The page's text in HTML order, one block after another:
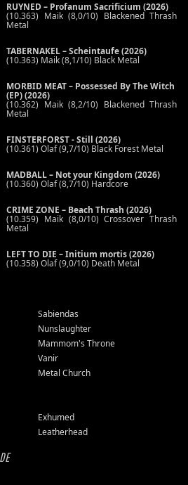
RUYNED – Profanum Sacrificium (2026)
(10.363) Maik (8,0/10) Blackened Thrash
Metal
TABERNAKEL – Scheintaufe (2026)
(10.363) Maik (8,1/10) Black Metal
MORBID MEAT – Possessed By The Witch
(EP) (2026)
(10.362) Maik (8,2/10) Blackened Thrash
Metal
FINSTERFORST - Still (2026)
(10.361) Olaf (9,7/10) Black Forest Metal
MADBALL – Not your Kingdom (2026)
(10.360) Olaf (8,7/10) Hardcore
CRIME ZONE – Beach Thrash (2026)
(10.359) Maik (8,0/10) Crossover Thrash
Metal
LEFT TO DIE – Initium mortis (2026)
(10.358) Olaf (9,0/10) Death Metal
Sabiendas
Nunslaughter
Mammom's Throne
Vanir
Metal Church
Exhumed
Leatherhead